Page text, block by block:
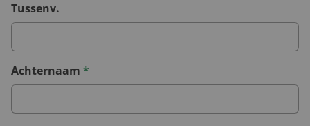
Tussenv.
Achternaam *